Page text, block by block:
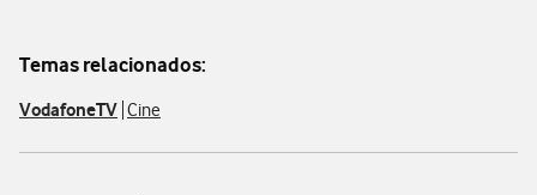
Temas relacionados:
VodafoneTV Cine